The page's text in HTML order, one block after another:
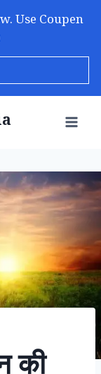
Use Coupen
की